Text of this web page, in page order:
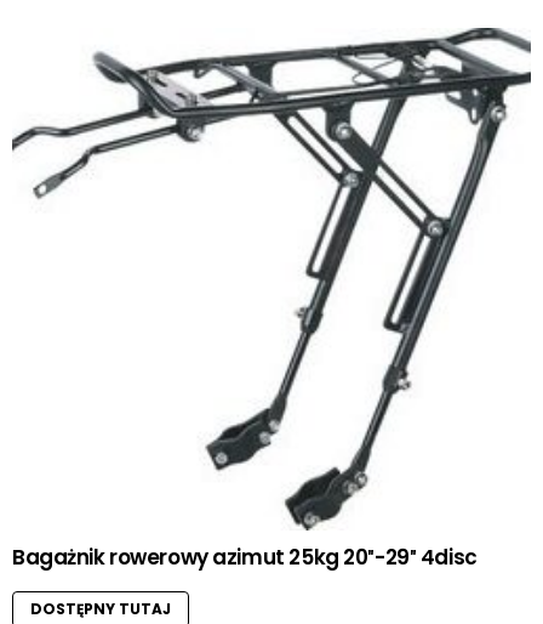
Bagażnik rowerowy azimut 25kg 20″-29″ 4disc
DOSTĘPNY TUTAJ